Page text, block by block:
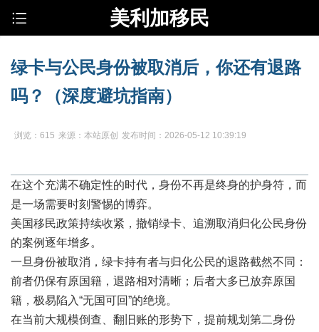
美利加移民
绿卡与公民身份被取消后，你还有退路
吗？（深度避坑指南）
浏览：615 来源：本站原创 发布时间：2026-05-12 10:39:19
在这个充满不确定性的时代，身份不再是终身的护身符，而
是一场需要时刻警惕的博弈。
美国移民政策持续收紧，撤销绿卡、追溯取消归化公民身份
的案例逐年增多。
一旦身份被取消，绿卡持有者与归化公民的退路截然不同：
前者仍保有原国籍，退路相对清晰；后者大多已放弃原国
籍，极易陷入“无国可回”的绝境。
在当前大规模倒查、翻旧账的形势下，提前规划第二身份